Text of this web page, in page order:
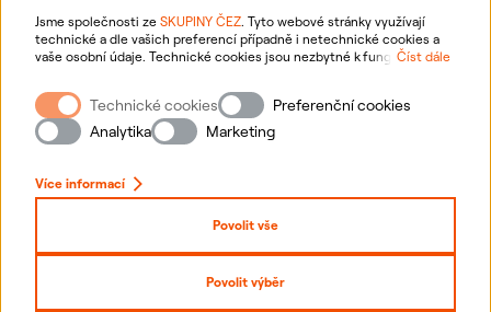
Jsme společnosti ze SKUPINY ČEZ. Tyto webové stránky využívají
technické a dle vašich preferencí případně i netechnické cookies a
vaše osobní údaje. Technické cookies jsou nezbytné k fungování
webové stránky vašim preferencím, k personalizaci reklam a analytice.
Pro sběr a zpracování netechnických cookies a vašich osobních údajů
nám můžete udělit souhlas. Bližší informace o vašich právech,
zpracování osobních údajů, včetně možnosti odvolání udělených
Číst dále
Technické cookies
Preferenční cookies
Analytika
Marketing
Více informací
Povolit vše
Povolit výběr
Ochrana osobních údajů
Informace o webu
Nastavení cookies
Přihlásit se
Prohlášení o přístupnosti